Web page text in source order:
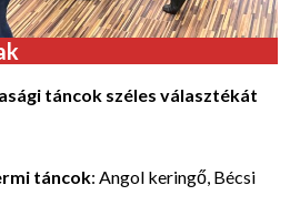
táncok széles választékát
táncok: Angol keringő, Bécsi